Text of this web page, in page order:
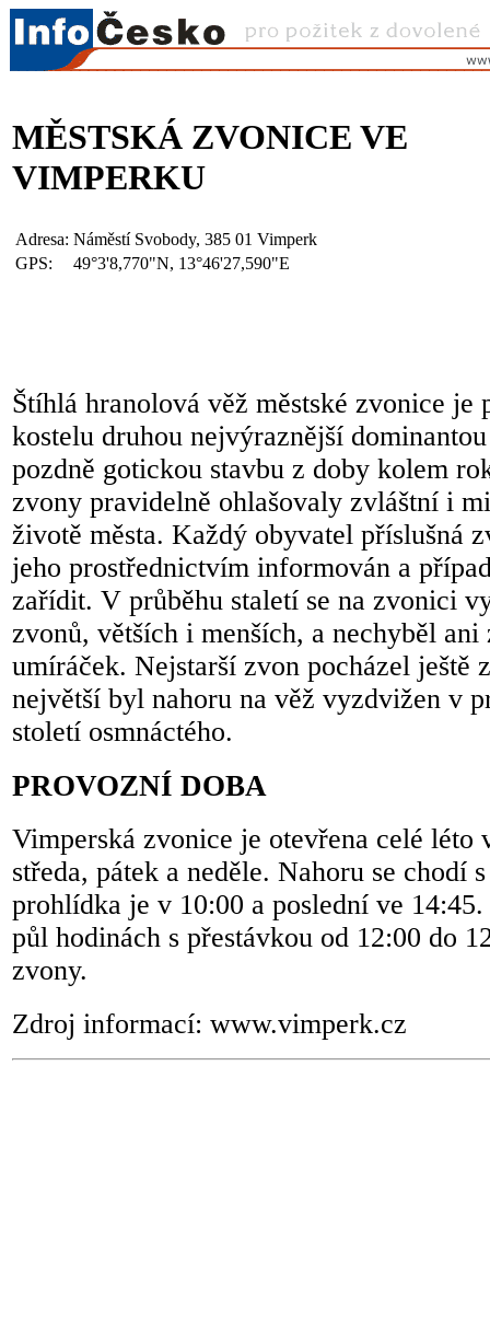
MĚSTSKÁ ZVONICE VE
VIMPERKU
Adresa: Náměstí Svobody, 385 01 Vimperk
GPS:
49°3'8,770"N, 13°46'27,590"E
Štíhlá hranolová věž městské zvonice je
kostelu druhou nejvýraznější dominantou
pozdně gotickou stavbu z doby kolem
zvony pravidelně ohlašovaly zvláštní i
životě města. Každý obyvatel příslušná
jeho prostřednictvím informován a
zařídit. V průběhu staletí se na zvonici
zvonů, větších i menších, a nechyběl ani
umíráček. Nejstarší zvon pocházel ještě
největší byl nahoru na věž vyzdvižen v
století osmnáctého.
PROVOZNÍ DOBA
Vimperská zvonice je otevřena celé léto
středa, pátek a neděle. Nahoru se chodí
prohlídka je v 10:00 a poslední ve
půl hodinách s přestávkou od 12:00 do
zvony.
Zdroj informací: www.vimperk.cz